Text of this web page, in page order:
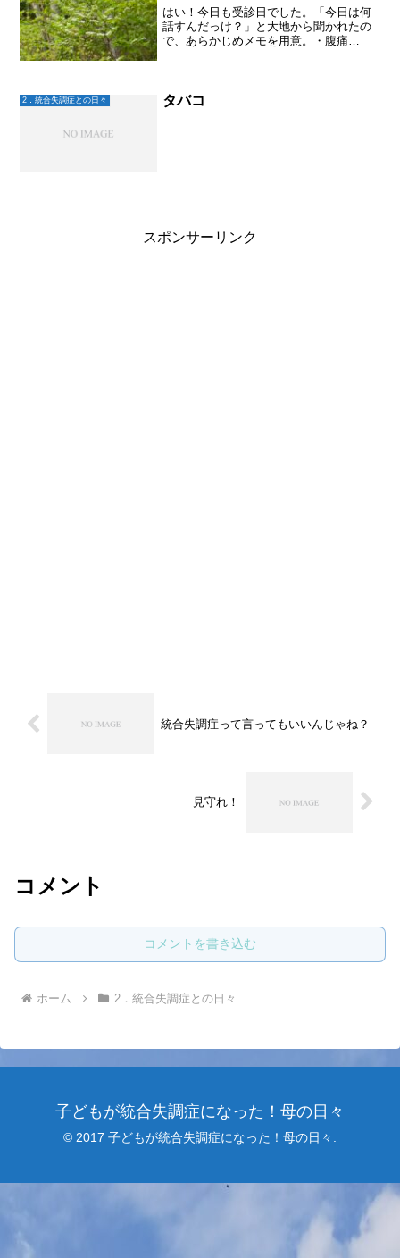
はい！今日も受診日でした。「今日は何
話すんだっけ？」と大地から聞かれたの
で、あらかじめメモを用意。・腹痛
然のドキドキは？ 少しずつ減...
2．統合失調症との日々 タバコ
スポンサーリンク
統合失調症って言ってもいいんじゃね？
見守れ！
コメント
コメントを書き込む
ホーム 2．統合失調症との日々
子どもが統合失調症になった！母の日々
© 2017 子どもが統合失調症になった！母の日々.